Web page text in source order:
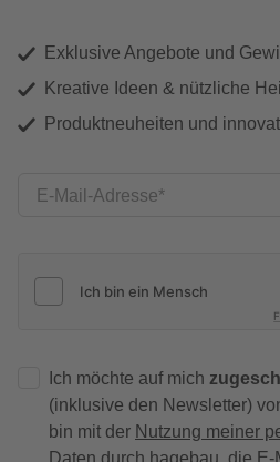
Exklusive Angebote und
Kreative Ideen & nützliche
Produktneuheiten und
E-Mail-Adresse
Ich möchte auf mich
(inklusive den Newsletter)
bin mit der Nutzung meiner